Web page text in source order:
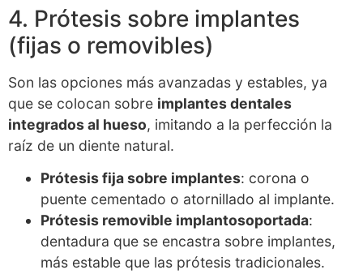
4. Prótesis sobre implantes
(fijas o removibles)
Son las opciones más avanzadas y estables, ya
que se colocan sobre implantes dentales
integrados al hueso, imitando a la perfección la
raíz de un diente natural.
Prótesis fija sobre implantes: corona o
puente cementado o atornillado al implante.
Prótesis removible implantosoportada:
dentadura que se encastra sobre implantes,
más estable que las prótesis tradicionales.